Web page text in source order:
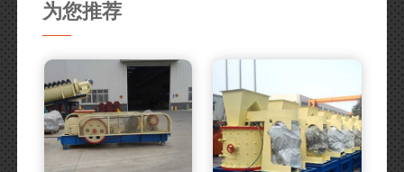
为您推荐